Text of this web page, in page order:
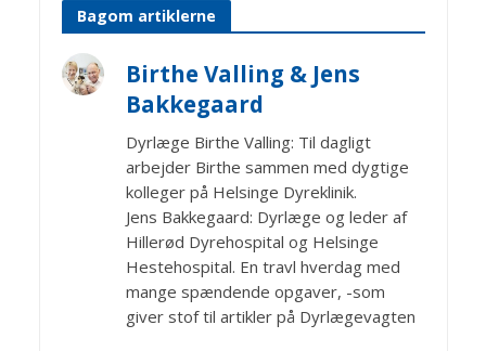
Bagom artiklerne
Birthe Valling & Jens
Bakkegaard
Dyrlæge Birthe Valling: Til dagligt
arbejder Birthe sammen med dygtige
kolleger på Helsinge Dyreklinik.
Jens Bakkegaard: Dyrlæge og leder af
Hillerød Dyrehospital og Helsinge
Hestehospital. En travl hverdag med
mange spændende opgaver, -som
giver stof til artikler på Dyrlægevagten